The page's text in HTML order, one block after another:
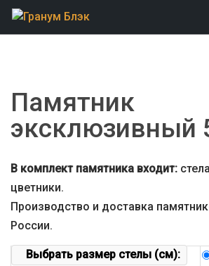
Skip
Памятник
эксклюзивный
В комплект памятника входит:
цветники.
Производство и доставка
России.
Выбрать размер стелы (см):